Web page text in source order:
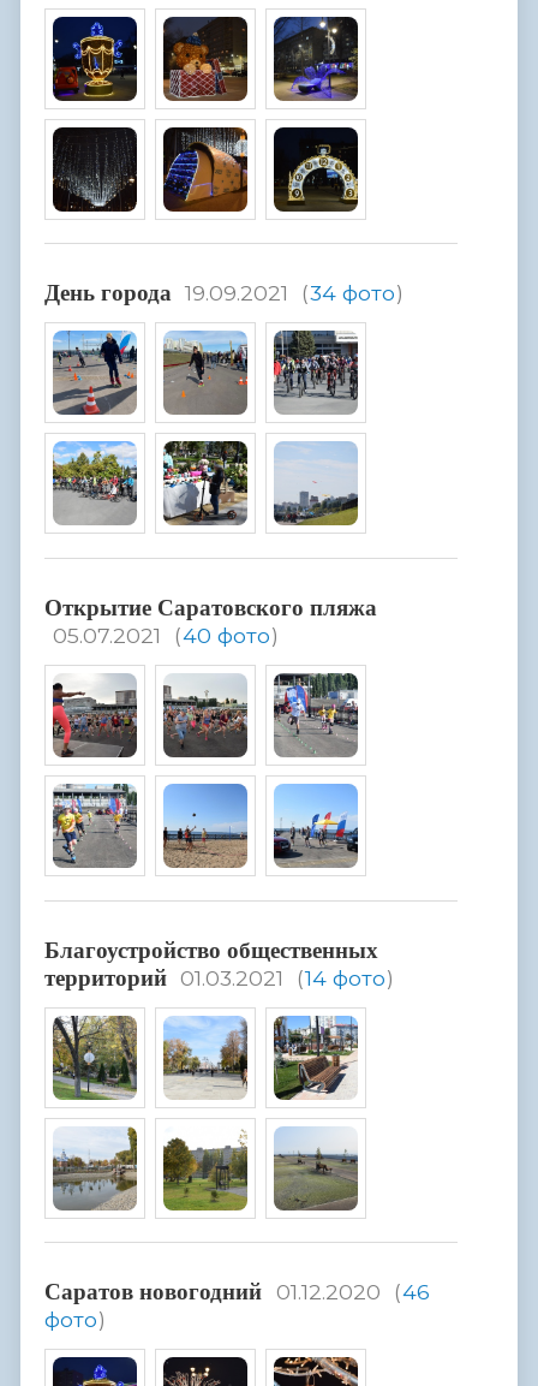
День города 19.09.2021 (34 фото)
Открытие Саратовского пляжа
05.07.2021
(40 фото)
Благоустройство общественных
территорий 01.03.2021 (14 фото)
Саратов новогодний 01.12.2020 (46
фото)